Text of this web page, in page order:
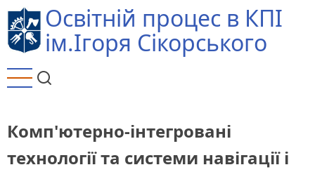
Перейти
до
основного
Освітній процес в КПІ
ім.Ігоря Сікорського
Комп'ютерно-інтегровані
технології та системи навігації і